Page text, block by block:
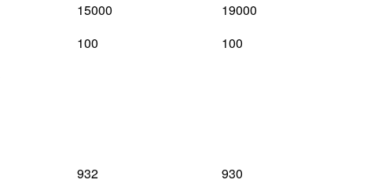
15000
19000
100
100
932
930